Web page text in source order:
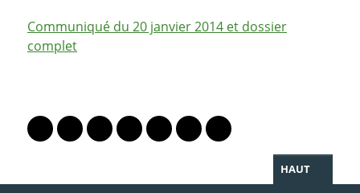
Communiqué du 20 janvier 2014 et dossier
complet
Lien vers le profil Mastodon
Lien vers le profil Bluesky
Lien vers le profil Instagram
Lien vers le profil Linkedin
Lien vers le profil Facebook
Lien vers le profil Twitter
Partager par WhatsApp
HAUT